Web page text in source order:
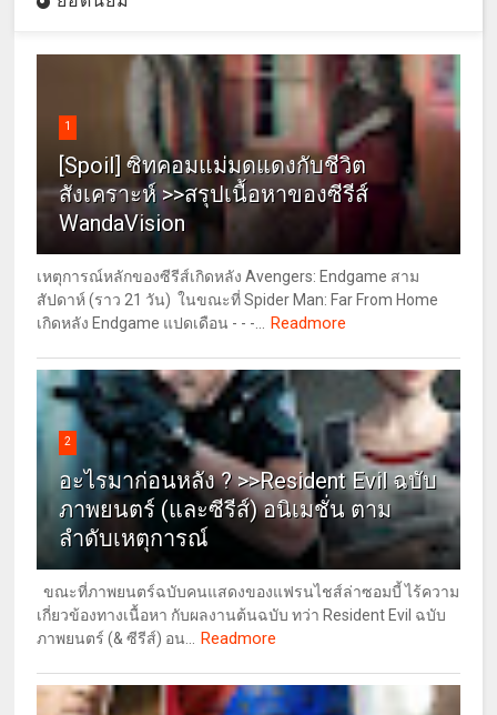
1
[Spoil] ซิทคอมแม่มดแดงกับชีวิต
สังเคราะห์ >>สรุปเนื้อหาของซีรีส์
WandaVision
เหตุการณ์หลักของซีรีส์เกิดหลัง Avengers: Endgame สาม
สัปดาห์ (ราว 21 วัน) ในขณะที่ Spider Man: Far From Home
เกิดหลัง Endgame แปดเดือน - - -...
Readmore
2
อะไรมาก่อนหลัง ? >>Resident Evil ฉบับ
ภาพยนตร์ (และซีรีส์) อนิเมชั่น ตาม
ลำดับเหตุการณ์
ขณะที่ภาพยนตร์ฉบับคนแสดงของแฟรนไชส์ล่าซอมบี้ ไร้ความ
เกี่ยวข้องทางเนื้อหา กับผลงานต้นฉบับ ทว่า Resident Evil ฉบับ
ภาพยนตร์ (& ซีรีส์) อน...
Readmore